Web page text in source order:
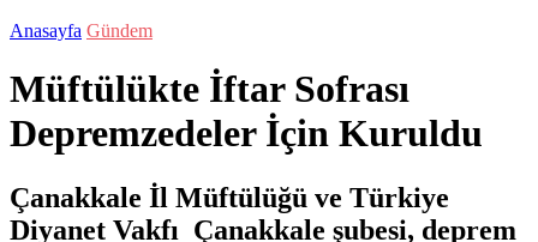
Anasayfa Gündem
Müftülükte İftar Sofrası
Depremzedeler İçin Kuruldu
Çanakkale İl Müftülüğü ve Türkiye
Diyanet Vakfı Çanakkale şubesi, deprem